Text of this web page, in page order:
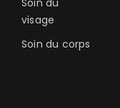
Soin du
visage
Soin du corps